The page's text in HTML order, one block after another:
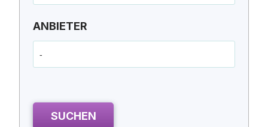
ANBIETER
-
SUCHEN